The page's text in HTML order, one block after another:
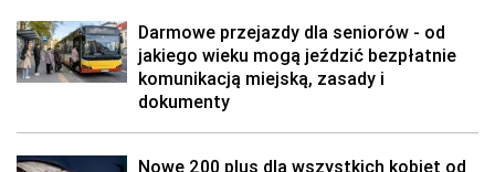
Darmowe przejazdy dla seniorów - od
jakiego wieku mogą jeździć bezpłatnie
komunikacją miejską, zasady i
dokumenty
Nowe 200 plus dla wszystkich kobiet od